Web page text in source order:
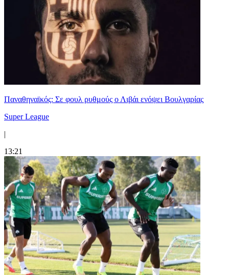
Παναθηναϊκός: Σε φουλ ρυθμούς ο Λιβάι ενόψει Βουλγαρίας
Super League
|
13:21